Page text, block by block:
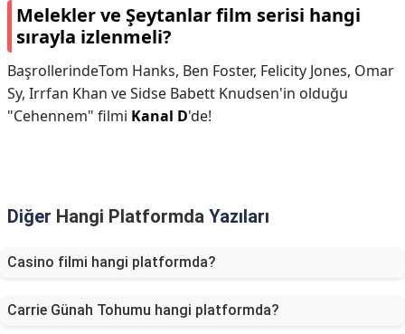
Melekler ve Şeytanlar film serisi hangi
sırayla izlenmeli?
BaşrollerindeTom Hanks, Ben Foster, Felicity Jones, Omar
Sy, Irrfan Khan ve Sidse Babett Knudsen'in olduğu
"Cehennem" filmi Kanal D'de!
Diğer Hangi Platformda Yazıları
Casino filmi hangi platformda?
Carrie Günah Tohumu hangi platformda?